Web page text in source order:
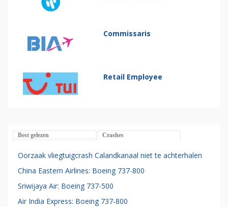
Commissaris
Retail Employee
Best gelezen Crashes
Oorzaak vliegtuigcrash Calandkanaal niet te achterhalen
China Eastern Airlines: Boeing 737-800
Sriwijaya Air: Boeing 737-500
Air India Express: Boeing 737-800